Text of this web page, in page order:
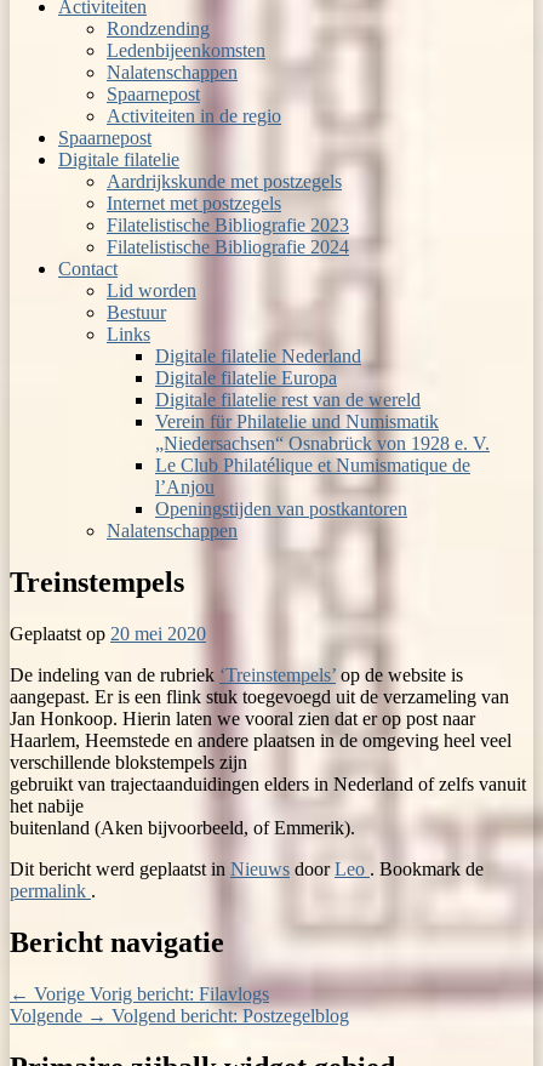
Activiteiten
Rondzending
Ledenbijeenkomsten
Nalatenschappen
Spaarnepost
Activiteiten in de regio
Spaarnepost
Digitale filatelie
Aardrijkskunde met postzegels
Internet met postzegels
Filatelistische Bibliografie 2023
Filatelistische Bibliografie 2024
Contact
Lid worden
Bestuur
Links
Digitale filatelie Nederland
Digitale filatelie Europa
Digitale filatelie rest van de wereld
Verein für Philatelie und Numismatik
„Niedersachsen“ Osnabrück von 1928 e. V.
Le Club Philatélique et Numismatique de
l’Anjou
Openingstijden van postkantoren
Nalatenschappen
Treinstempels
Geplaatst op 20 mei 2020
De indeling van de rubriek ‘Treinstempels’ op de website is
aangepast. Er is een flink stuk toegevoegd uit de verzameling van
Jan Honkoop. Hierin laten we vooral zien dat er op post naar
Haarlem, Heemstede en andere plaatsen in de omgeving heel veel
verschillende blokstempels zijn
gebruikt van trajectaanduidingen elders in Nederland of zelfs vanuit
het nabije
buitenland (Aken bijvoorbeeld, of Emmerik).
Dit bericht werd geplaatst in Nieuws doorLeo . Bookmark de
permalink .
Bericht navigatie
← Vorige Vorig bericht: Filavlogs
Volgende → Volgend bericht: Postzegelblog